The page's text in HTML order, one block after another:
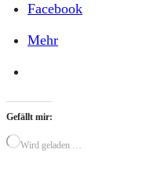
Facebook
Mehr
Gefällt mir:
Wird geladen …